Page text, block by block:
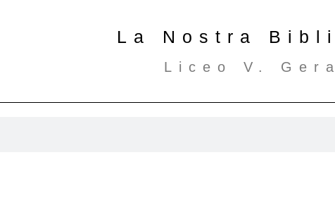
La Nostra
Liceo V.